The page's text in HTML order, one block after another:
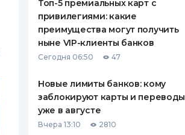
Топ-5 премиальных карт с
привилегиями: какие
преимущества могут получить
ныне VIP-клиенты банков
Сегодня 06:50 47
Новые лимиты банков: кому
заблокируют карты и переводы
уже в августе
Вчера 13:10 2810